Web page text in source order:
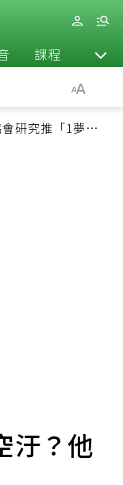
課程 退休
研究推「1夢幻水
汙？他